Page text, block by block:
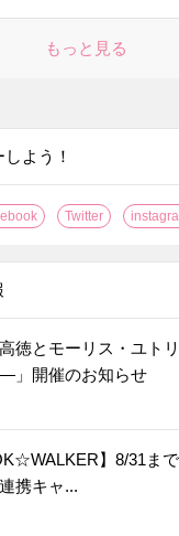
もっと見る
よう！
Twitter
高徳とモーリス・ユト
」開催のお知らせ
】8/31ま
携キャ...